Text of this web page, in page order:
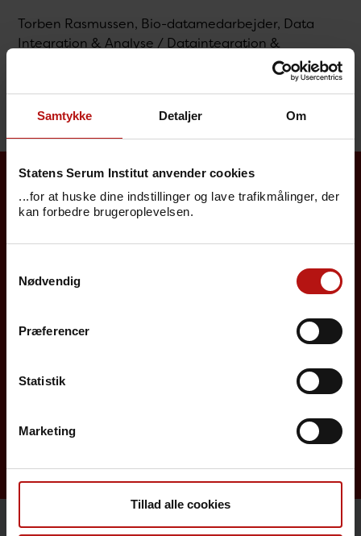
Samtykke Detaljer Om
Statens Serum Institut anvender cookies
...for at huske dine indstillinger og lave trafikmålinger, der
kan forbedre brugeroplevelsen.
Nødvendig
Præferencer
Statistik
Marketing
Tillad alle cookies
Torben Rasmussen, Bio-datamedarbejder, Data
Integration & Analyse / Dataintegration &
Borgere
Det danske børnevaccinationsprogram
Influenzavaccination
Screening for medfødte sygdomme
MiBa, HAIBA og det digitale infektionsberedskab